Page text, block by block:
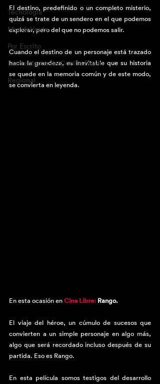
Tecnología
MundoVerde
Por Escrito
Las ventanas de Cecilia Durán
Regional
El destino, predefinido o un completo misterio,
quizá se trate de un sendero en el que podemos
explorar, pero del que no podemos salir.
Cuando el destino de un personaje está trazado
hacia la grandeza, es inevitable que su historia
se quede en la memoria común y de este modo,
se convierta en leyenda.
En esta ocasión en Cine Libre: Rango.
El viaje del héroe, un cúmulo de sucesos que
convierten a un simple personaje en algo más,
algo que será recordado incluso después de su
partida. Eso es Rango.
En esta película somos testigos del desarrollo